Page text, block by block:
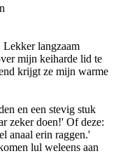
Lekker langzaam
mijn keiharde lid te
krijgt ze mijn warme
en een stevig stuk
zeker doen!' Of deze:
anaal erin raggen.'
lul weleens aan